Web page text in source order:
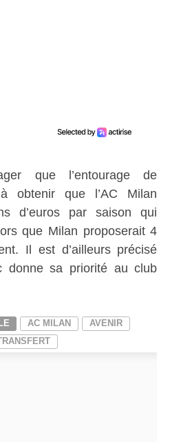
que l’entourage de
obtenir que l’AC Milan
d’euros par saison qui
que Milan proposerait 4
Il est d’ailleurs précisé
donne sa priorité au club
AC MILAN
AVENIR